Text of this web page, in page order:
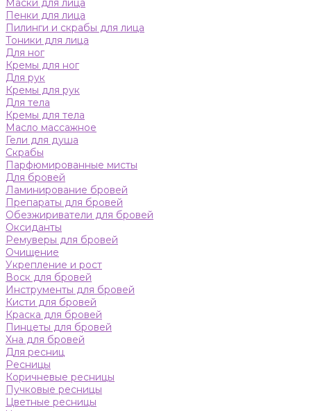
Маски для лица
Пенки для лица
Пилинги и скрабы для лица
Тоники для лица
Для ног
Кремы для ног
Для рук
Кремы для рук
Для тела
Кремы для тела
Масло массажное
Гели для душа
Скрабы
Парфюмированные мисты
Для бровей
Ламинирование бровей
Препараты для бровей
Обезжириватели для бровей
Оксиданты
Ремуверы для бровей
Очищение
Укрепление и рост
Воск для бровей
Инструменты для бровей
Кисти для бровей
Краска для бровей
Пинцеты для бровей
Хна для бровей
Для ресниц
Ресницы
Коричневые ресницы
Пучковые ресницы
Цветные ресницы